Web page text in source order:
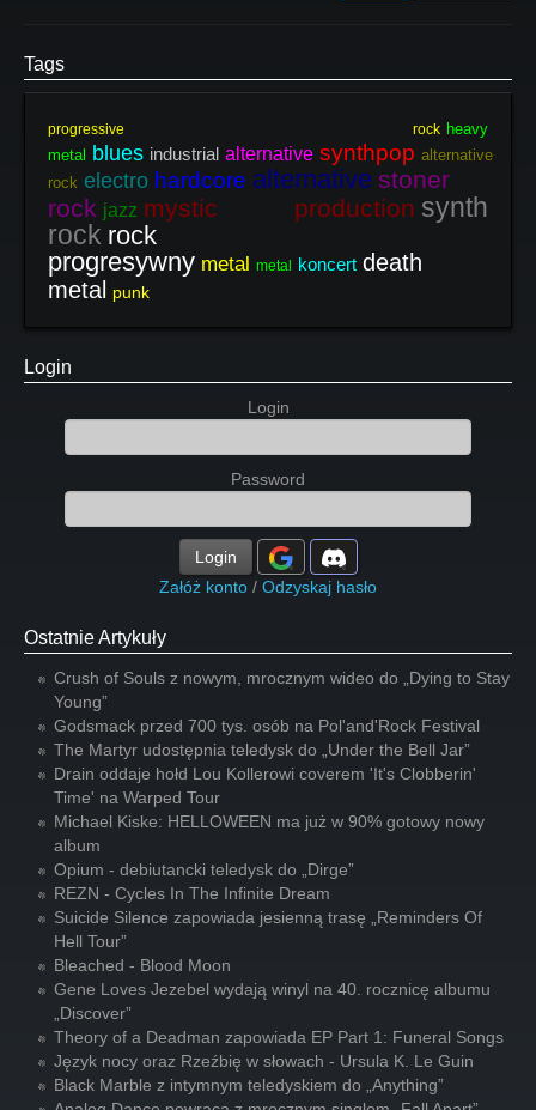
Tags
progressive rock heavy
metal blues industrial alternative synthpop alternative
rock electro hardcore alternative stoner
rock jazz mystic production synth
rock rock
progresywny metal metal koncert death
metal
punk
Login
Login
Password
Login
Załóż konto / Odzyskaj hasło
Ostatnie Artykuły
Crush of Souls z nowym, mrocznym wideo do „Dying to Stay
Young”
Godsmack przed 700 tys. osób na Pol'and'Rock Festival
The Martyr udostępnia teledysk do „Under the Bell Jar”
Drain oddaje hołd Lou Kollerowi coverem 'It's Clobberin'
Time' na Warped Tour
Michael Kiske: HELLOWEEN ma już w 90% gotowy nowy
album
Opium - debiutancki teledysk do „Dirge”
REZN - Cycles In The Infinite Dream
Suicide Silence zapowiada jesienną trasę „Reminders Of
Hell Tour”
Bleached - Blood Moon
Gene Loves Jezebel wydają winyl na 40. rocznicę albumu
„Discover”
Theory of a Deadman zapowiada EP Part 1: Funeral Songs
Język nocy oraz Rzeźbię w słowach - Ursula K. Le Guin
Black Marble z intymnym teledyskiem do „Anything”